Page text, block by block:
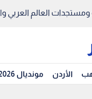
ومستجدات العالم العربي
الأردن مونديال 2026